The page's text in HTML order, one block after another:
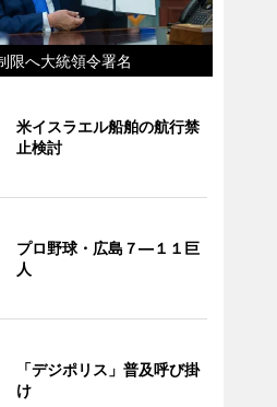
限へ大統領令署名
米イスラエル船舶の航行禁
止検討
プロ野球・広島７―１１巨
人
「デジポリス」普及呼び掛
け